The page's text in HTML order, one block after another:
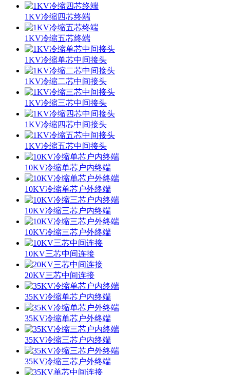
1KV冷缩四芯终端
1KV冷缩五芯终端
1KV冷缩单芯中间接头
1KV冷缩二芯中间接头
1KV冷缩三芯中间接头
1KV冷缩四芯中间接头
1KV冷缩五芯中间接头
10KV冷缩单芯户内终端
10KV冷缩单芯户外终端
10KV冷缩三芯户内终端
10KV冷缩三芯户外终端
10KV三芯中间连接
20KV三芯中间连接
35KV冷缩单芯户内终端
35KV冷缩单芯户外终端
35KV冷缩三芯户内终端
35KV冷缩三芯户外终端